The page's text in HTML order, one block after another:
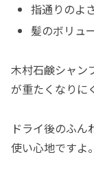
指通りのよ
髪のボリュ
木村石鹸シャ
が重たくなりに
ドライ後のふ
使い心地ですよ。